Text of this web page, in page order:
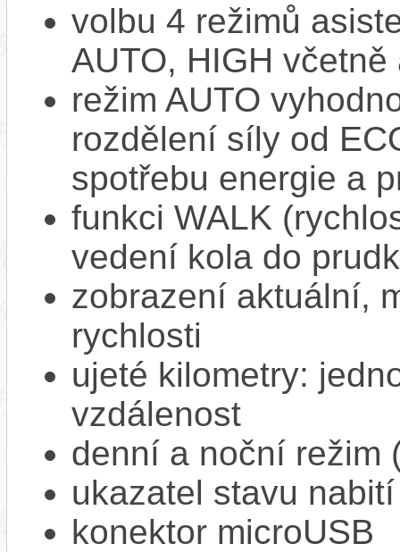
volbu 4 režimů
AUTO, HIGH
režim AUTO
rozdělení síly od
spotřebu energie a
funkci WALK
vedení kola do
zobrazení aktuální,
rychlosti
ujeté kilometry:
vzdálenost
denní a noční režim
ukazatel stavu
konektor microUSB